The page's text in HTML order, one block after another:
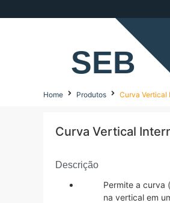
SEB
Home Produtos Curva Vertical
Curva Vertical
Descrição
Permite a curva
na vertical em